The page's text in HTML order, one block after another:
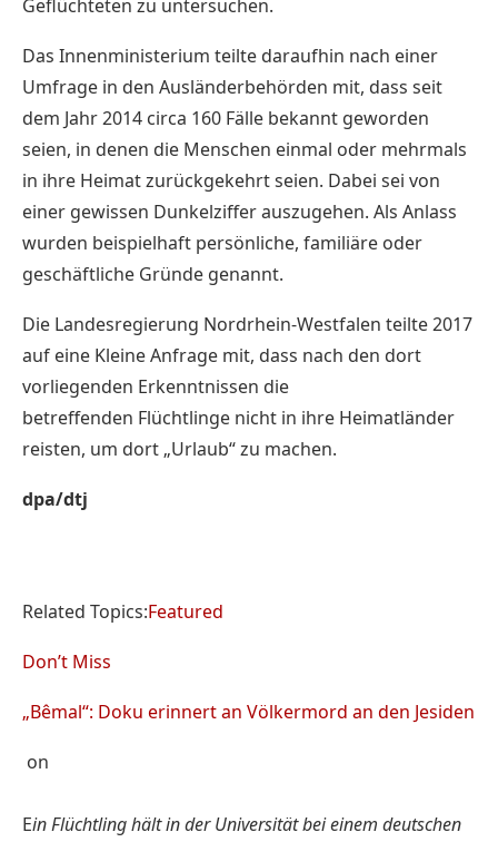
Geflüchteten zu untersuchen.
Das Innenministerium teilte daraufhin nach einer
Umfrage in den Ausländerbehörden mit, dass seit
dem Jahr 2014 circa 160 Fälle bekannt geworden
seien, in denen die Menschen einmal oder mehrmals
in ihre Heimat zurückgekehrt seien. Dabei sei von
einer gewissen Dunkelziffer auszugehen. Als Anlass
wurden beispielhaft persönliche, familiäre oder
geschäftliche Gründe genannt.
Die Landesregierung Nordrhein-Westfalen teilte 2017
auf eine Kleine Anfrage mit, dass nach den dort
vorliegenden Erkenntnissen die
betreffenden Flüchtlinge nicht in ihre Heimatländer
reisten, um dort „Urlaub“ zu machen.
dpa/dtj
Related Topics:Featured
Don’t Miss
„Bêmal“: Doku erinnert an Völkermord an den Jesiden
on
Ein Flüchtling hält in der Universität bei einem deutschen